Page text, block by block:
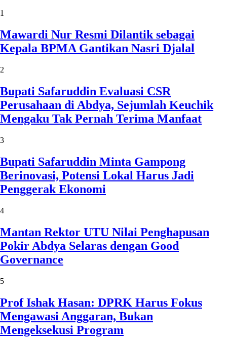
1
Mawardi Nur Resmi Dilantik sebagai
Kepala BPMA Gantikan Nasri Djalal
2
Bupati Safaruddin Evaluasi CSR
Perusahaan di Abdya, Sejumlah Keuchik
Mengaku Tak Pernah Terima Manfaat
3
Bupati Safaruddin Minta Gampong
Berinovasi, Potensi Lokal Harus Jadi
Penggerak Ekonomi
4
Mantan Rektor UTU Nilai Penghapusan
Pokir Abdya Selaras dengan Good
Governance
5
Prof Ishak Hasan: DPRK Harus Fokus
Mengawasi Anggaran, Bukan
Mengeksekusi Program